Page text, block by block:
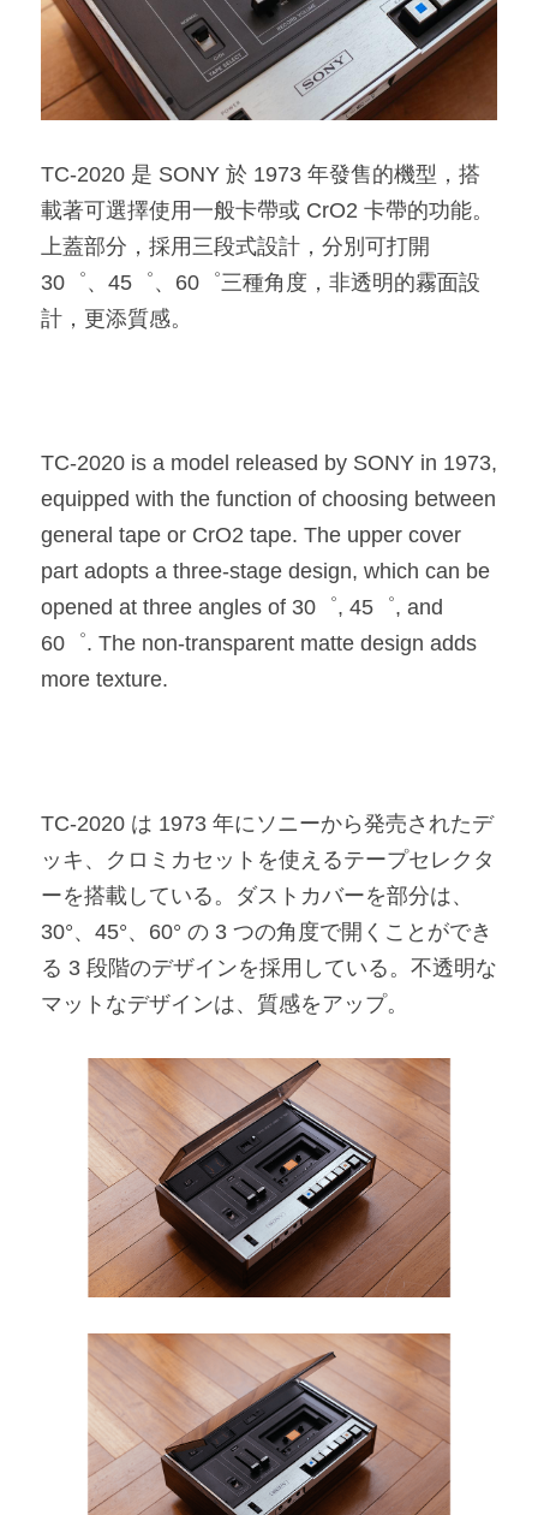
​TC-2020 是 SONY 於 1973 年發售的機型，搭
載著可選擇使用一般卡帶或 CrO2 卡帶的功能。
上蓋部分，採用三段式設計，分別可打開
30゜、45゜、60゜三種角度，非透明的霧面設
計，更添質感。​
TC-2020 is a model released by SONY in 1973,
equipped with the function of choosing between
general tape or CrO2 tape. The upper cover
part adopts a three-stage design, which can be
opened at three angles of 30゜, 45゜, and
60゜. The non-transparent matte design adds
more texture.​
TC-2020 は 1973 年にソニーから発売されたデ
ッキ、クロミカセットを使えるテープセレクタ
ーを搭載している。ダストカバーを部分は、
30°、45°、60° の 3 つの角度で開くことができ
る 3 段階のデザインを採用している。不透明な
マットなデザインは、質感をアップ。​